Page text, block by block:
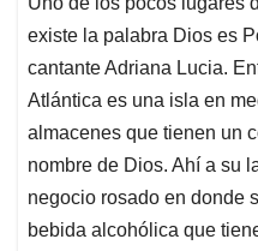
s
A
p
p
b
o
o
k
e
d
I
n
l
existe la palabra Dios es
cantante Adriana Lucia.
Atlántica es una isla en
almacenes que tienen un
nombre de Dios. Ahí a su
negocio rosado en donde
bebida alcohólica que